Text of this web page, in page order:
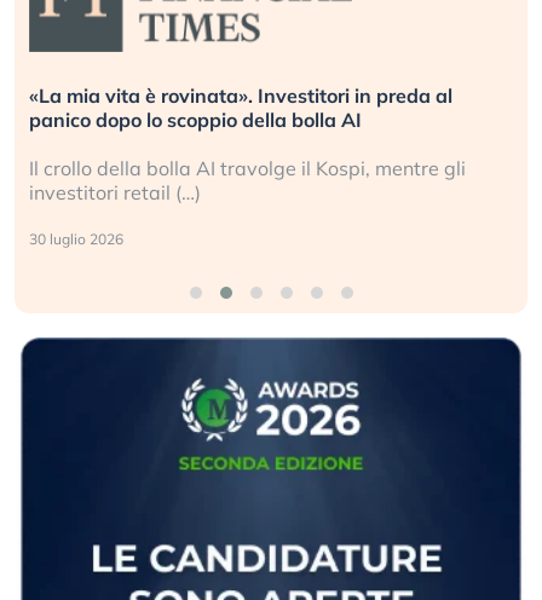
«La mia vita è rovinata». Investitori in preda al
panico dopo lo scoppio della bolla AI
Il crollo della bolla AI travolge il Kospi, mentre gli
investitori retail (…)
30 luglio 2026